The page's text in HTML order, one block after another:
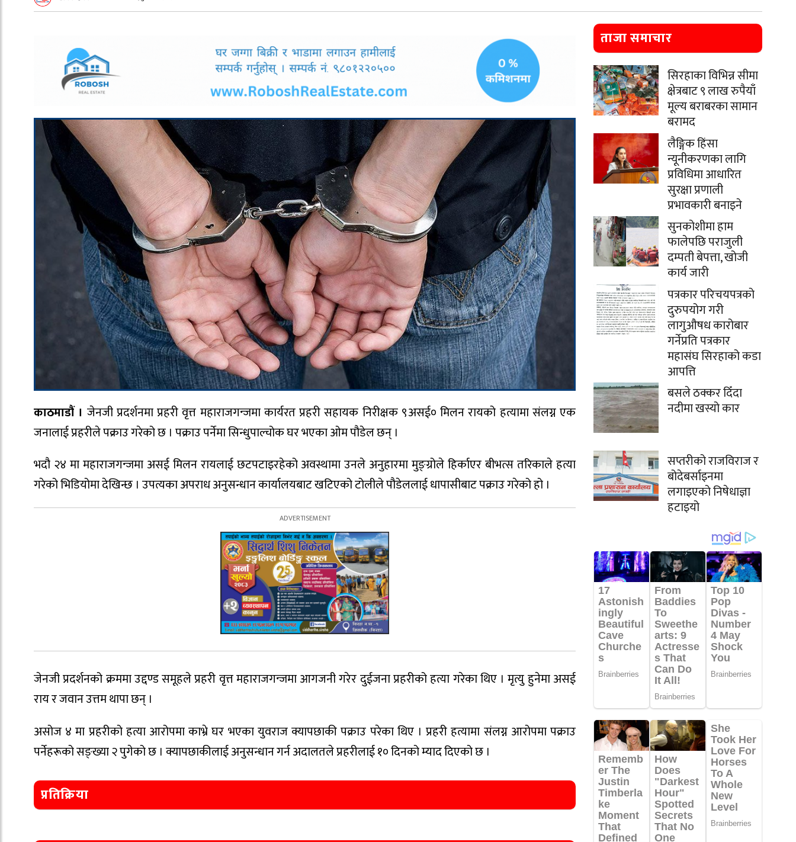
काठमाडौं । जेनजी प्रदर्शनमा प्रहरी वृत्त महाराजगन्जमा कार्यरत प्रहरी सहायक निरीक्षक ९असई० मिलन रायको हत्यामा संलग्न एक
जनालाई प्रहरीले पक्राउ गरेको छ । पक्राउ पर्नेमा सिन्धुपाल्चोक घर भएका ओम पौडेल छन् ।
भदौ २४ मा महाराजगन्जमा असई मिलन रायलाई छटपटाइरहेको अवस्थामा उनले अनुहारमा मुङ्ग्रोले हिर्काएर बीभत्स तरिकाले हत्या
गरेको भिडियोमा देखिन्छ । उपत्यका अपराध अनुसन्धान कार्यालयबाट खटिएको टोलीले पौडेललाई धापासीबाट पक्राउ गरेको हो ।
जेनजी प्रदर्शनको क्रममा उद्दण्ड समूहले प्रहरी वृत्त महाराजगन्जमा आगजनी गरेर दुईजना प्रहरीको हत्या गरेका थिए । मृत्यु हुनेमा असई
राय र जवान उत्तम थापा छन् ।
असोज ४ मा प्रहरीको हत्या आरोपमा काभ्रे घर भएका युवराज क्यापछाकी पक्राउ परेका थिए । प्रहरी हत्यामा संलग्न आरोपमा पक्राउ
पर्नेहरूको सङ्ख्या २ पुगेको छ । क्यापछाकीलाई अनुसन्धान गर्न अदालतले प्रहरीलाई १० दिनको म्याद दिएको छ ।
प्रतिक्रिया
ताजा समाचार
सिरहाका विभिन्न सीमा
क्षेत्रबाट ९ लाख रुपैयाँ
मूल्य बराबरका सामान
बरामद
लैङ्गिक हिंसा
न्यूनीकरणका लागि
प्रविधिमा आधारित
सुरक्षा प्रणाली
प्रभावकारी बनाइने
सुनकोशीमा हाम
फालेपछि पराजुली
दम्पती बेपत्ता, खोजी
कार्य जारी
पत्रकार परिचयपत्रको
दुरुपयोग गरी
लागुऔषध कारोबार
गर्नेप्रति पत्रकार
महासंघ सिरहाको कडा
आपत्ति
बसले ठक्कर दिँदा
नदीमा खस्यो कार
सप्तरीको राजविराज र
बोदेबर्साइनमा
लगाइएको निषेधाज्ञा
हटाइयो